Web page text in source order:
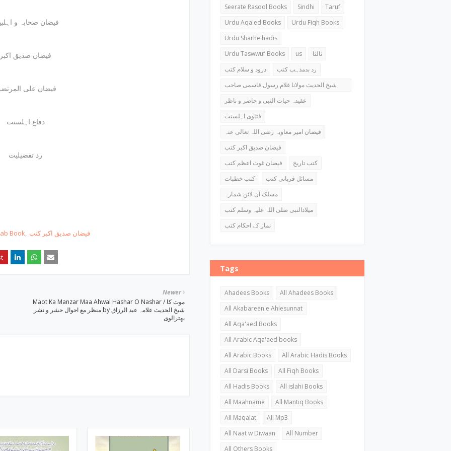
فیضان صحابہ و
فیضان صدیق اکبر
فیضان علی
دفاع اہلسنت
رد تفضیلیت
Book فیضان صدیق اکبر کتب
Newer
Maot Ka Manzar Maa Ahwal Hashar O Nashar / موت کا
منظر مع احوال حشر و نشر by شیخ الحدیث علامہ عبد الرزاق
بھترالوی
Seerate Rasool Books Sindhi
Taruf
Urdu Aqa'ed Books
Urdu Fiqh Books
Urdu Sharhe hadis
Urdu Taswwuf Books
us
ثالثا
درود و سلام کتب
رد بدمذہب کتب
شیخ الحدیث مولانا غلام رسول قاسمی صاحب
کتب
عقیدہ حیات النبی و حاضر و ناظر
فتاوی اہلسنت
فیضان امیر معاویہ رضی اللہ تعالی عنہ
فیضان صدیق اکبر کتب
فیضان غوث اعظم کتب
کتب تاریخ
کتب خطبات
مسائل قربانی کتب
مسلک آن لائن شمارہ
میلادالنبی صلی اللہ علیہ وسلم کتب
نماز کے احکام کتب
Tags
Ahadees Books
All Ahadees Books
All Akabareen e Ahlesunnat
All Aqa'aed Books
All Arabic Aqa'aed books
All Arabic Books
All Arabic Hadis Books
All Darsi Books
All Fiqh Books
All Hadis Books
All islahi Books
All Maahname
All Mantiq Books
All Maqalat
All Mp3
All Naat w Diwaan
All Number
All Others Books